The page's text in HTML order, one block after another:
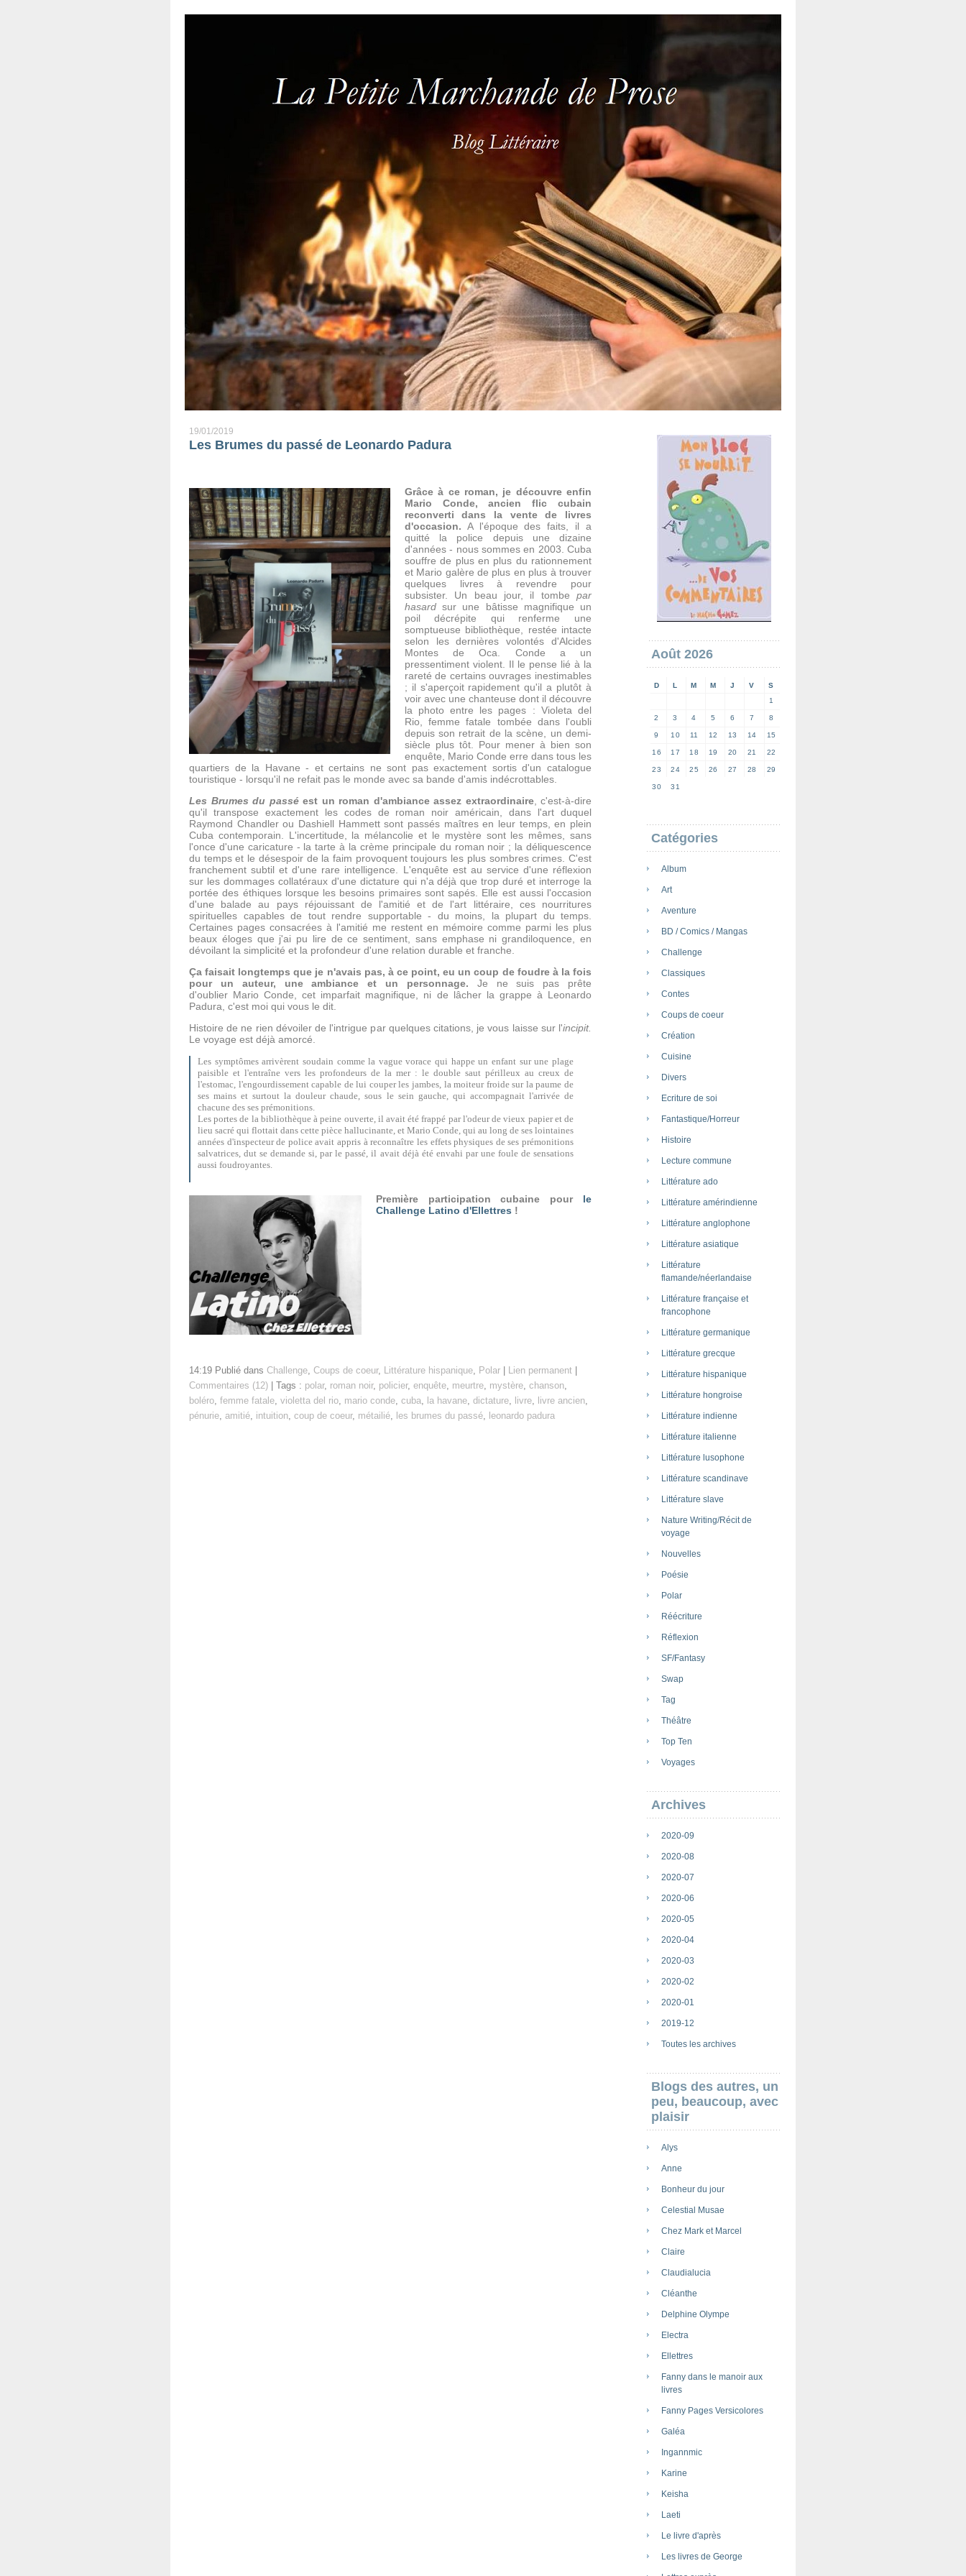
Août 2026
D L M M J V
S
1
2 3 4 5 6 7 8
9 10 11 12 13 14 15
16 17 18 19 20 21 22
23 24 25 26 27 28 29
30 31
Catégories
Album
Art
Aventure
BD / Comics / Mangas
Challenge
Classiques
Contes
Coups de coeur
Création
Cuisine
Divers
Ecriture de soi
Fantastique/Horreur
Histoire
Lecture commune
Littérature ado
Littérature amérindienne
Littérature anglophone
Littérature asiatique
Littérature
flamande/néerlandaise
Littérature française et
francophone
Littérature germanique
Littérature grecque
Littérature hispanique
Littérature hongroise
Littérature indienne
Littérature italienne
Littérature lusophone
Littérature scandinave
Littérature slave
Nature Writing/Récit de
voyage
Nouvelles
Poésie
Polar
Réécriture
Réflexion
SF/Fantasy
Swap
Tag
Théâtre
Top Ten
Voyages
Archives
2020-09
2020-08
2020-07
2020-06
2020-05
2020-04
2020-03
2020-02
2020-01
2019-12
Toutes les archives
Blogs des autres, un
peu, beaucoup, avec
plaisir
Alys
Anne
Bonheur du jour
Celestial Musae
Chez Mark et Marcel
Claire
Claudialucia
Cléanthe
Delphine Olympe
Electra
Ellettres
Fanny dans le manoir aux
livres
Fanny Pages Versicolores
Galéa
Ingannmic
Karine
Keisha
Laeti
Le livre d'après
Les livres de George
19/01/2019
Les Brumes du passé de Leonardo Padura
Grâce à ce roman, je découvre enfin
Mario Conde, ancien flic cubain
reconverti dans la vente de livres
d'occasion. A l'époque des faits, il a
quitté la police depuis une dizaine
d'années - nous sommes en 2003. Cuba
souffre de plus en plus du rationnement
et Mario galère de plus en plus à trouver
quelques livres à revendre pour
subsister. Un beau jour, il tombe par
hasardsur une bâtisse magnifique un
poil décrépite qui renferme une
somptueuse bibliothèque, restée intacte
selon les dernières volontés d'Alcides
Montes de Oca. Conde a un
pressentiment violent. Il le pense lié à la
rareté de certains ouvrages inestimables
; il s'aperçoit rapidement qu'il a plutôt à
voir avec une chanteuse dont il découvre
la photo entre les pages : Violeta del
Rio, femme fatale tombée dans l'oubli
depuis son retrait de la scène, un demi-
siècle plus tôt. Pour mener à bien son
enquête, Mario Conde erre dans tous les
quartiers de la Havane - et certains ne sont pas exactement sortis d'un catalogue
touristique - lorsqu'il ne refait pas le monde avec sa bande d'amis indécrottables.
Les Brumes du passéest un roman d'ambiance assez extraordinaire, c'est-à-dire
qu'il transpose exactement les codes de roman noir américain, dans l'art duquel
Raymond Chandler ou Dashiell Hammett sont passés maîtres en leur temps, en plein
Cuba contemporain. L'incertitude, la mélancolie et le mystère sont les mêmes, sans
l'once d'une caricature - la tarte à la crème principale du roman noir ; la déliquescence
du temps et le désespoir de la faim provoquent toujours les plus sombres crimes. C'est
franchement subtil et d'une rare intelligence. L'enquête est au service d'une réflexion
sur les dommages collatéraux d'une dictature qui n'a déjà que trop duré et interroge la
portée des éthiques lorsque les besoins primaires sont sapés. Elle est aussi l'occasion
d'une balade au pays réjouissant de l'amitié et de l'art littéraire, ces nourritures
spirituelles capables de tout rendre supportable - du moins, la plupart du temps.
Certaines pages consacrées à l'amitié me restent en mémoire comme parmi les plus
beaux éloges que j'ai pu lire de ce sentiment, sans emphase ni grandiloquence, en
dévoilant la simplicité et la profondeur d'une relation durable et franche.
Ça faisait longtemps que je n'avais pas, à ce point, eu un coup de foudre à la fois
pour un auteur, une ambiance et un personnage. Je ne suis pas prête
d'oublier Mario Conde, cet imparfait magnifique, ni de lâcher la grappe à Leonardo
Padura, c'est moi qui vous le dit.
Histoire de ne rien dévoiler de l'intrigue par quelques citations, je vous laisse sur l'incipit.
Le voyage est déjà amorcé.
Les symptômes arrivèrent soudain comme la vague vorace qui happe un enfant sur une plage
paisible et l'entraîne vers les profondeurs de la mer : le double saut périlleux au creux de
l'estomac, l'engourdissement capable de lui couper les jambes, la moiteur froide sur la paume de
ses mains et surtout la douleur chaude, sous le sein gauche, qui accompagnait l'arrivée de
chacune des ses prémonitions.
Les portes de la bibliothèque à peine ouverte, il avait été frappé par l'odeur de vieux papier et de
lieu sacré qui flottait dans cette pièce hallucinante, et Mario Conde, qui au long de ses lointaines
années d'inspecteur de police avait appris à reconnaître les effets physiques de ses prémonitions
salvatrices, dut se demande si, par le passé, il avait déjà été envahi par une foule de sensations
aussi foudroyantes.
Première participation cubaine pour le
Challenge Latino d'Ellettres !
14:19 Publié dans Challenge Coups de coeur, Littérature hispanique Polar Lien permanent
Commentaires (12) | Tags : polar, roman noir, policier, enquête meurtre mystère chanson
boléro femme fatale violetta del rio mario conde cuba la havane dictature livre livre ancien
pénurie amitié intuition coup de coeur, métailié les brumes du passé leonardo padura